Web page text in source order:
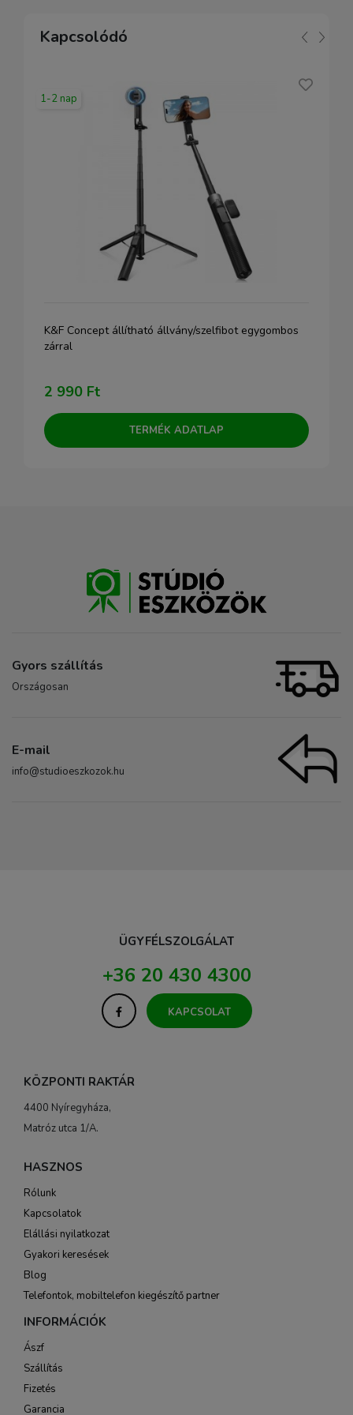
Kapcsolódó
1-2 nap
K&F Concept állítható állvány/szelfibot egygombos
zárral
2 990 Ft
TERMÉK ADATLAP
Gyors szállítás
Országosan
E-mail
info@studioeszkozok.hu
ÜGYFÉLSZOLGÁLAT
+36 20 430 4300
KAPCSOLAT
KÖZPONTI RAKTÁR
4400 Nyíregyháza,
Matróz utca 1/A.
HASZNOS
Rólunk
Kapcsolatok
Elállási nyilatkozat
Gyakori keresések
Blog
Telefontok, mobiltelefon kiegészítő partner
INFORMÁCIÓK
Ászf
Szállítás
Fizetés
Garancia